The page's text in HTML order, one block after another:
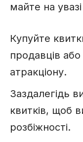
майте на
Купуйте
продавців або
атракціону.
Заздалегідь
квитків, щоб
розбіжності.